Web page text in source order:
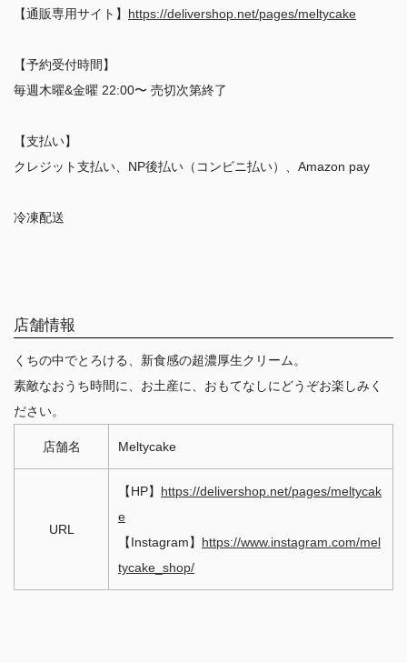
【通販専用サイト】 https://delivershop.net/pages/meltycake
【予約受付時間】
毎週木曜&金曜 22:00〜 売切次第終了
【支払い】
クレジット支払い、NP後払い（コンビニ払い）、Amazon pay
冷凍配送
店舗情報
くちの中でとろける、新食感の超濃厚生クリーム。
素敵なおうち時間に、お土産に、おもてなしにどうぞお楽しみく
ださい。
店舗名 Meltycake
URL
【HP】 https://delivershop.net/pages/meltycak
e
【Instagram】 https://www.instagram.com/mel
tycake_shop/